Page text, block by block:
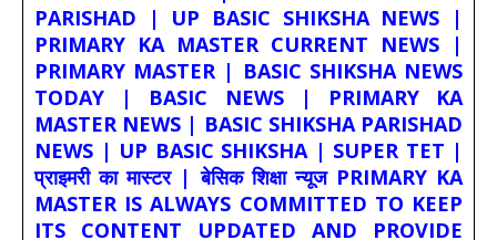
PARISHAD | UP BASIC SHIKSHA NEWS |
PRIMARY KA MASTER CURRENT NEWS |
PRIMARY MASTER | BASIC SHIKSHA NEWS
TODAY | BASIC NEWS | PRIMARY KA
MASTER NEWS | BASIC SHIKSHA PARISHAD
NEWS | UP BASIC SHIKSHA | SUPER TET |
प्राइमरी का मास्टर | बेसिक शिक्षा न्यूज PRIMARY KA
MASTER IS ALWAYS COMMITTED TO KEEP
ITS CONTENT UPDATED AND PROVIDE